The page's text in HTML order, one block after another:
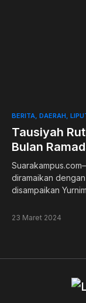
BERITA DAERAH
Tausiyah
Bulan
diramaikan
disampaikan
23 Maret 2024